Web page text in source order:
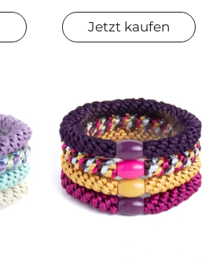
Jetzt kaufen